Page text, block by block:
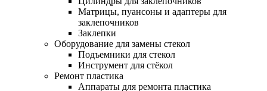
Матрицы, пуансоны и адаптеры для
заклепочников
Заклепки
Оборудование для замены стекол
Подъемники для стекол
Инструмент для стёкол
Ремонт пластика
Аппараты для ремонта пластика